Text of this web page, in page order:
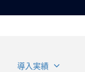
導入実績